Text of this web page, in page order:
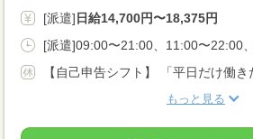
[派遣]日給14,700円〜18,375円
[派遣]09:00〜21:00、11:00〜22:00
もっと見る